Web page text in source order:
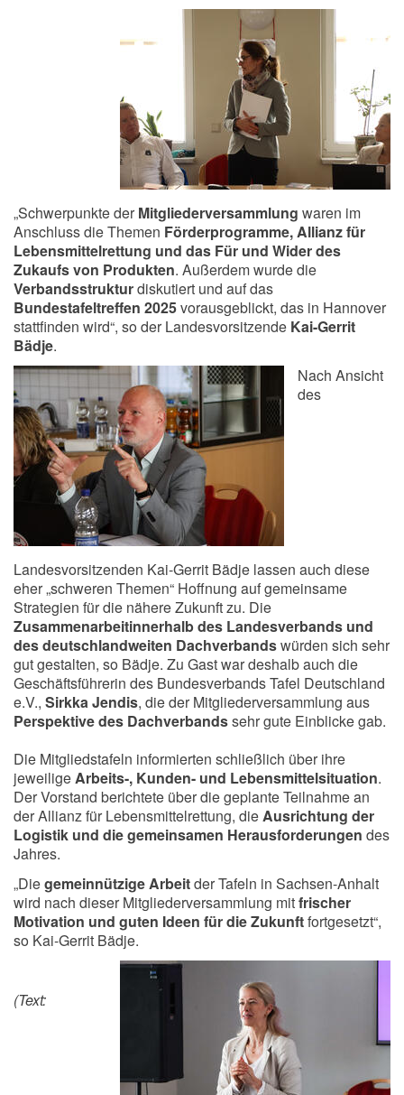
„Schwerpunkte der Mitgliederversammlung waren im
Anschluss die Themen Förderprogramme, Allianz für
Lebensmittelrettung und das Für und Wider des
Zukaufs von Produkten. Außerdem wurde die
Verbandsstrukturdiskutiert und auf das
Bundestafeltreffen 2025vorausgeblickt, das in Hannover
stattfinden wird“, so der Landesvorsitzende Kai-Gerrit
Bädje.
Nach Ansicht
des
Landesvorsitzenden Kai-Gerrit Bädje lassen auch diese
eher „schweren Themen“ Hoffnung auf gemeinsame
Strategien für die nähere Zukunft zu. Die
Zusammenarbeitinnerhalb des Landesverbands und
des deutschlandweiten Dachverbandswürden sich sehr
gut gestalten, so Bädje. Zu Gast war deshalb auch die
Geschäftsführerin des Bundesverbands Tafel Deutschland
e.V., Sirkka Jendis, die der Mitgliederversammlung aus
Perspektive des Dachverbandssehr gute Einblicke gab.
Die Mitgliedstafeln informierten schließlich über ihre
jeweiligeArbeits-, Kunden- und Lebensmittelsituation.
Der Vorstand berichtete über die geplante Teilnahme an
der Allianz für Lebensmittelrettung, dieAusrichtung der
Logistik und die gemeinsamen Herausforderungen des
Jahres.
„Diegemeinnützige Arbeitder Tafeln in Sachsen-Anhalt
wird nach dieser Mitgliederversammlung mitfrischer
Motivation und guten Ideen für die Zukunftfortgesetzt“,
so Kai-Gerrit Bädje.
(Text: